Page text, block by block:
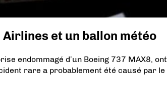
et un ballon météo
endommagé d’un Boeing 737 MAX8, ont
rare a probablement été causé par le